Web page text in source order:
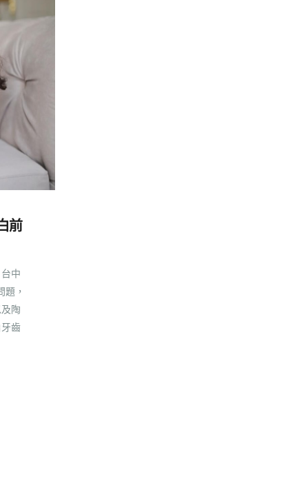
前
中
，
陶
齒